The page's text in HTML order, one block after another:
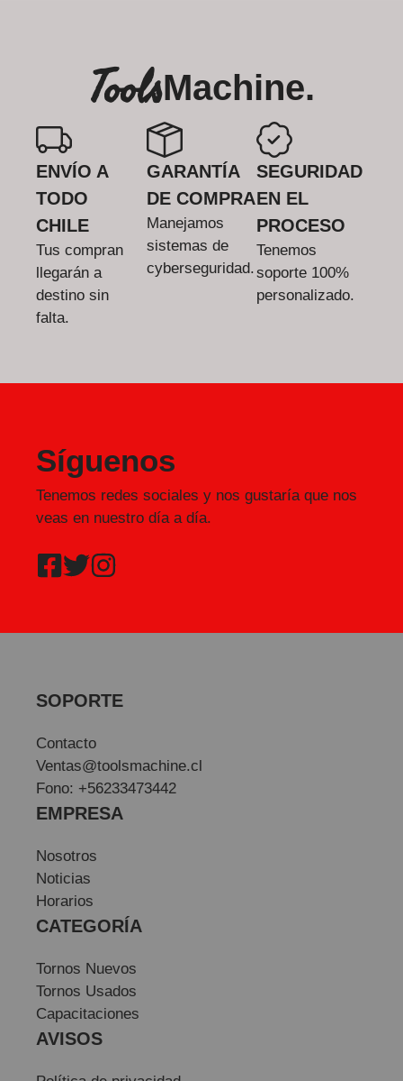
ToolsMachine.
ENVÍO A
TODO
CHILE
Tus compran
llegarán a
destino sin
falta.
GARANTÍA
DE COMPRA
Manejamos
sistemas de
cyberseguridad.
SEGURIDAD
EN EL
PROCESO
Tenemos
soporte 100%
personalizado.
Síguenos
Tenemos redes sociales y nos gustaría que nos
veas en nuestro día a día.
SOPORTE
Contacto
Ventas@toolsmachine.cl
Fono: +56233473442
EMPRESA
Nosotros
Noticias
Horarios
CATEGORÍA
Tornos Nuevos
Tornos Usados
Capacitaciones
AVISOS